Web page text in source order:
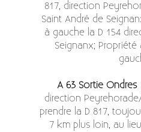
817, direction
Saint André de
à gauche la D 154
Seignanx;
A 63 Sortie Ondres
direction
prendre la D 817,
7 km plus loin, au